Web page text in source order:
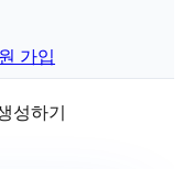
가입
성하기